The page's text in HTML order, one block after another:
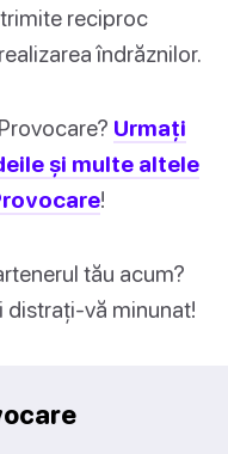
reciproc
îndrăznilor.
Urmați
și multe altele
!
tău acum?
distrați-vă minunat!